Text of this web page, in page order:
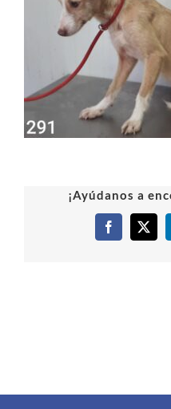
¡Ayúdanos a
Facebook
X